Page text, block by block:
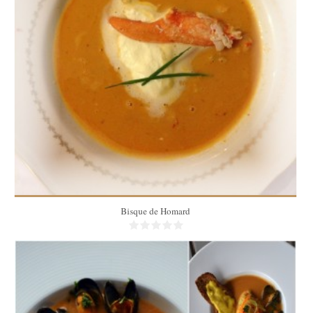
6
60 Min
Bisque de Homard